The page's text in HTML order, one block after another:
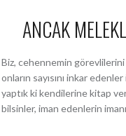
ANCAK
Biz, cehennemin görevlilerini
onların sayısını inkar
yaptık ki kendilerine kitap
bilsinler, iman edenlerin imanı